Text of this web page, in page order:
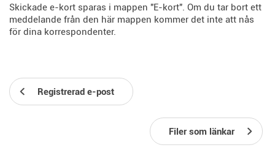
Skickade e-kort sparas i mappen "E-kort". Om du tar bort ett
meddelande från den här mappen kommer det inte att nås
för dina korrespondenter.
Registrerad e-post
Filer som länkar